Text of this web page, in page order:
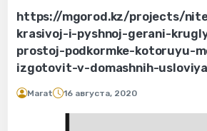
https://mgorod.kz/projects/
krasivoj-i-pyshnoj-gerani-
prostoj-podkormke-kotoruyu-
izgotovit-v-domashnih-
Marat 16 августа, 2020